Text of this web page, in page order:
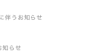
伴うお知らせ
知らせ